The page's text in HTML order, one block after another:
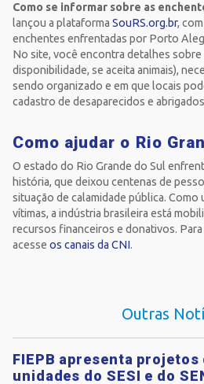
Como se informar sobre as
lançou a plataforma SouRS.org.br,
enchentes enfrentadas por Porto
No site, você encontra detalhes
disponibilidade, se aceita animais),
sendo organizado e em que locais
cadastro de desaparecidos e
Como ajudar o Rio
O estado do Rio Grande do Sul
história, que deixou centenas de
situação de calamidade pública. Como
vítimas, a indústria brasileira está
recursos financeiros e donativos. Para
acesse os canais da CNI.
Outras
FIEPB apresenta projetos
unidades do SESI e do